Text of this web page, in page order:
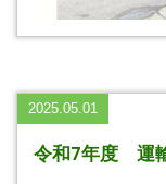
2025.05.01
令和7年度 運